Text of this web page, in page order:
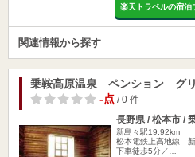
楽天トラベルの宿泊
関連情報から探す
乗鞍高原温泉 ペンション グリ
-点/ 0 件
長野県 / 松本市 /
新島々駅19.92km
松本電鉄上高地線
下車徒歩5分／…